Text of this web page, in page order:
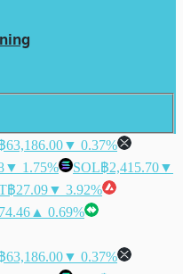
63,186.00▼ 0.37%
▼ 1.75% SOL฿2,415.70▼
฿27.09▼ 3.92%
▲ 0.69%
63,186.00▼ 0.37%